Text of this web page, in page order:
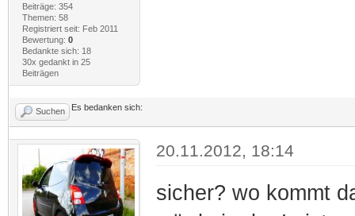
Beiträge: 354
Themen: 58
Registriert seit: Feb 2011
Bewertung: 0
Bedankte sich: 18
30x gedankt in 25
Beiträgen
Suchen Es bedanken sich:
20.11.2012, 18:14
sicher? wo kommt